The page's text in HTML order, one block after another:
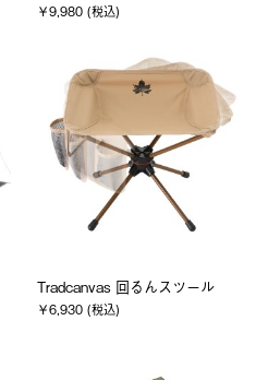
￥9,980 (税込)
Tradcanvas 回るんスツール
￥6,930 (税込)